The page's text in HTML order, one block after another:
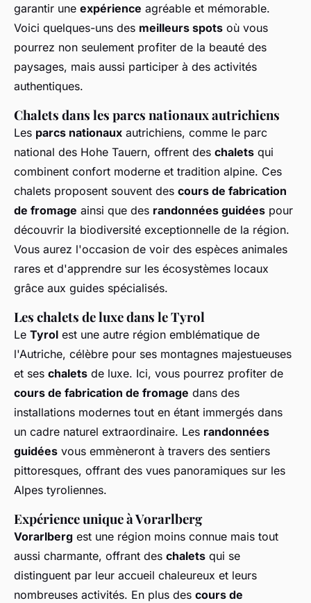
garantir une expérience agréable et mémorable.
Voici quelques-uns des meilleurs spots où vous
pourrez non seulement profiter de la beauté des
paysages, mais aussi participer à des activités
authentiques.
Chalets dans les parcs nationaux autrichiens
Les parcs nationaux autrichiens, comme le parc
national des Hohe Tauern, offrent des chalets qui
combinent confort moderne et tradition alpine. Ces
chalets proposent souvent des cours de fabrication
de fromage ainsi que des randonnées guidées pour
découvrir la biodiversité exceptionnelle de la région.
Vous aurez l'occasion de voir des espèces animales
rares et d'apprendre sur les écosystèmes locaux
grâce aux guides spécialisés.
Les chalets de luxe dans le Tyrol
Le Tyrol est une autre région emblématique de
l'Autriche, célèbre pour ses montagnes majestueuses
et ses chalets de luxe. Ici, vous pourrez profiter de
cours de fabrication de fromage dans des
installations modernes tout en étant immergés dans
un cadre naturel extraordinaire. Les randonnées
guidées vous emmèneront à travers des sentiers
pittoresques, offrant des vues panoramiques sur les
Alpes tyroliennes.
Expérience unique à Vorarlberg
Vorarlberg est une région moins connue mais tout
aussi charmante, offrant des chalets qui se
distinguent par leur accueil chaleureux et leurs
nombreuses activités. En plus des cours de